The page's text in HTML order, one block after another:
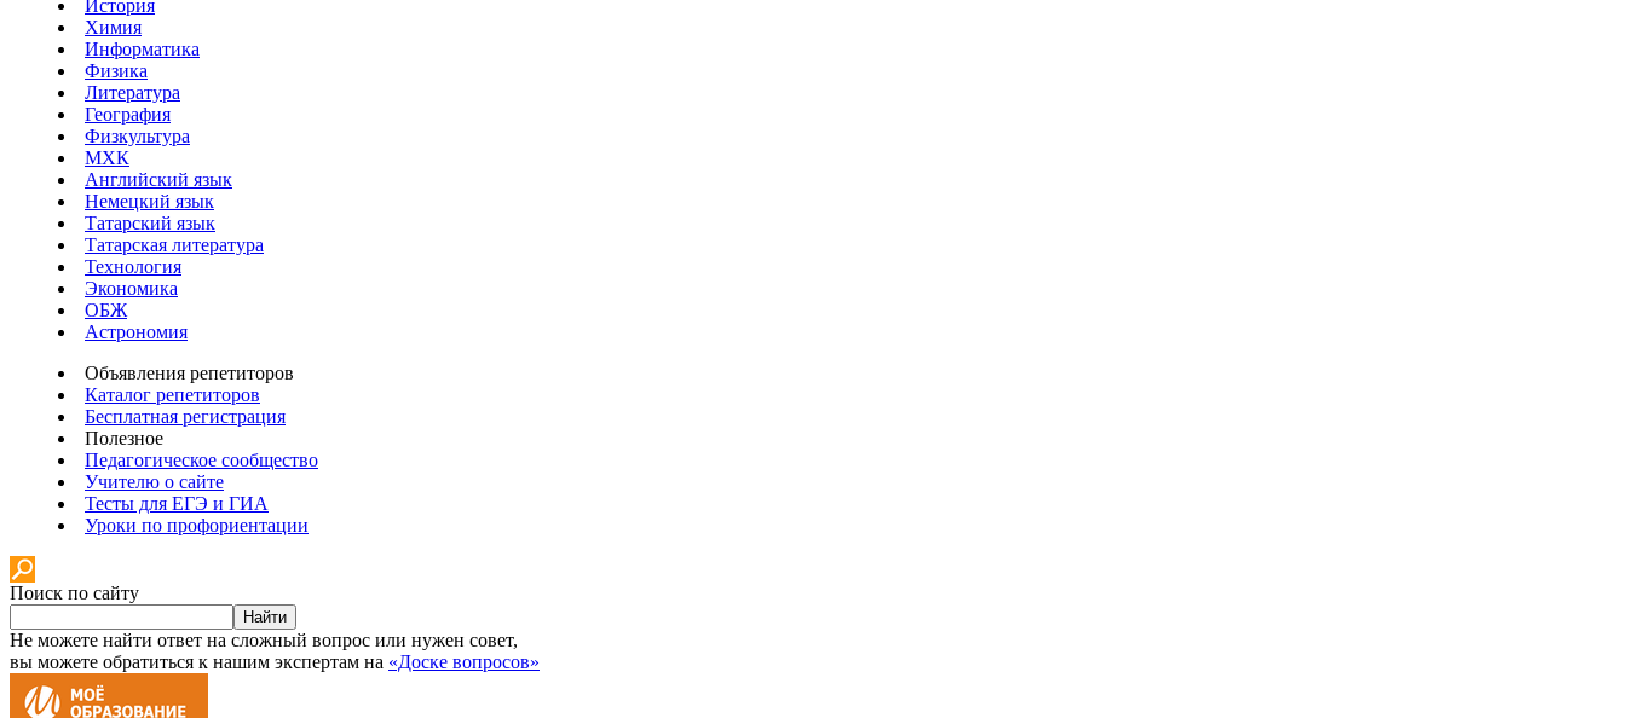
История
Химия
Информатика
Физика
Литература
География
Физкультура
МХК
Английский язык
Немецкий язык
Татарский язык
Татарская литература
Технология
Экономика
ОБЖ
Астрономия
Объявления репетиторов
Каталог репетиторов
Бесплатная регистрация
Полезное
Педагогическое сообщество
Учителю о сайте
Тесты для ЕГЭ и ГИА
Уроки по профориентации
Поиск по сайту
Найти
Не можете найти ответ на сложный вопрос или нужен совет,
вы можете обратиться к нашим экспертам на «Доске вопросов»